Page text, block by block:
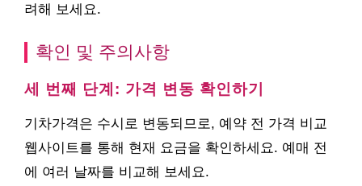
려해 보세요.
확인 및 주의사항
세 번째 단계: 가격 변동 확인하기
기차가격은 수시로 변동되므로, 예약 전 가격 비교
웹사이트를 통해 현재 요금을 확인하세요. 예매 전
에 여러 날짜를 비교해 보세요.